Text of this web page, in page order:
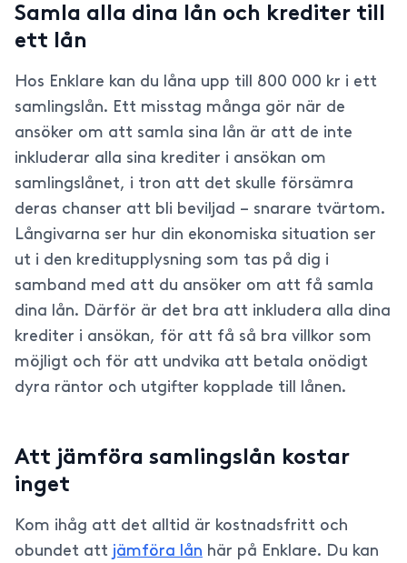
Samla alla dina lån och krediter till
ett lån
Hos Enklare kan du låna upp till 800 000 kr i ett
samlingslån. Ett misstag många gör när de
ansöker om att samla sina lån är att de inte
inkluderar alla sina krediter i ansökan om
samlingslånet, i tron att det skulle försämra
deras chanser att bli beviljad – snarare tvärtom.
Långivarna ser hur din ekonomiska situation ser
ut i den kreditupplysning som tas på dig i
samband med att du ansöker om att få samla
dina lån. Därför är det bra att inkludera alla dina
krediter i ansökan, för att få så bra villkor som
möjligt och för att undvika att betala onödigt
dyra räntor och utgifter kopplade till lånen.
Att jämföra samlingslån kostar
inget
Kom ihåg att det alltid är kostnadsfritt och
obundet att jämföra lån här på Enklare. Du kan